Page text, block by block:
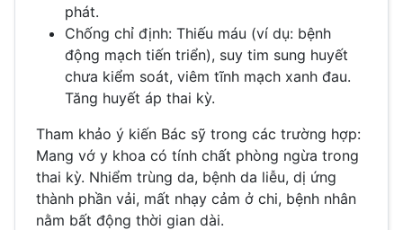
phát.
Chống chỉ định: Thiếu máu (ví dụ: bệnh
động mạch tiến triển), suy tim sung huyết
chưa kiểm soát, viêm tĩnh mạch xanh đau.
Tăng huyết áp thai kỳ.
Tham khảo ý kiến Bác sỹ trong các trường hợp:
Mang vớ y khoa có tính chất phòng ngừa trong
thai kỳ. Nhiểm trùng da, bệnh da liễu, dị ứng
thành phần vải, mất nhạy cảm ở chi, bệnh nhân
nằm bất động thời gian dài.